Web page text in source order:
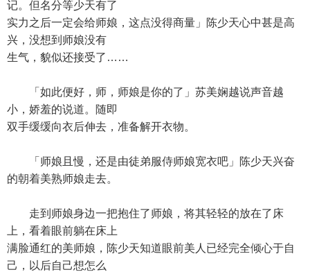
记。但名分等少天有了
实力之后一定会给师娘，这点没得商量」陈少天心中甚是高
兴，没想到师娘没有
生气，貌似还接受了……
「如此便好，师，师娘是你的了」苏美娴越说声音越
小，娇羞的说道。随即
双手缓缓向衣后伸去，准备解开衣物。
「师娘且慢，还是由徒弟服侍师娘宽衣吧」陈少天兴奋
的朝着美熟师娘走去。
走到师娘身边一把抱住了师娘，将其轻轻的放在了床
上，看着眼前躺在床上
满脸通红的美师娘，陈少天知道眼前美人已经完全倾心于自
己，以后自己想怎么